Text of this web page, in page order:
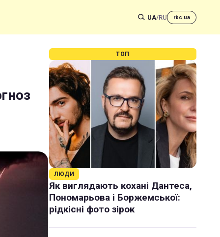
UA/RU rbc.ua
ТОП
ЛЮДИ
Як виглядають кохані Дантеса,
Пономарьова і Боржемської:
рідкісні фото зірок